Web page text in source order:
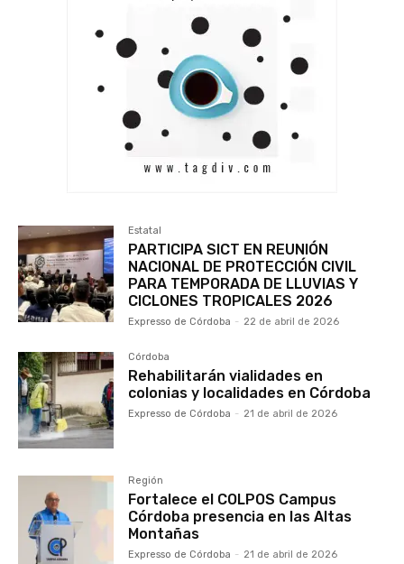
Estatal
PARTICIPA SICT EN REUNIÓN
NACIONAL DE PROTECCIÓN CIVIL
PARA TEMPORADA DE LLUVIAS Y
CICLONES TROPICALES 2026
Expresso de Córdoba - 22 de abril de 2026
Córdoba
Rehabilitarán vialidades en
colonias y localidades en Córdoba
Expresso de Córdoba - 21 de abril de 2026
Región
Fortalece el COLPOS Campus
Córdoba presencia en las Altas
Montañas
Expresso de Córdoba - 21 de abril de 2026